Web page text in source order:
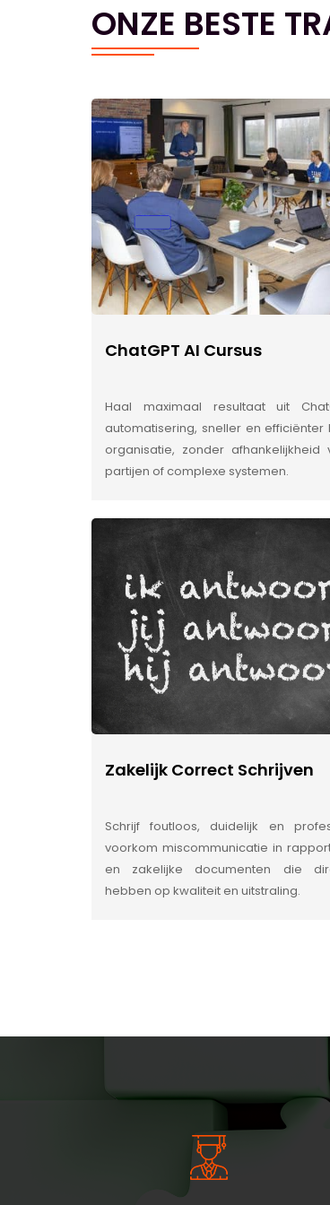
ONZE BESTE
ChatGPT AI Cursus
Haal maximaal resultaat uit
automatisering, sneller en efficiënter
organisatie, zonder afhankelijkheid
partijen of complexe systemen.
Zakelijk Correct Schrijven
Schrijf foutloos, duidelijk en
voorkom miscommunicatie in
en zakelijke documenten die
hebben op kwaliteit en uitstraling.